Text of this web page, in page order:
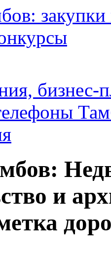
бизнес-
и